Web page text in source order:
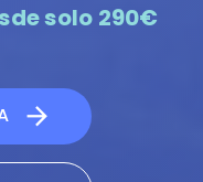
solo 290€
arrow_forward